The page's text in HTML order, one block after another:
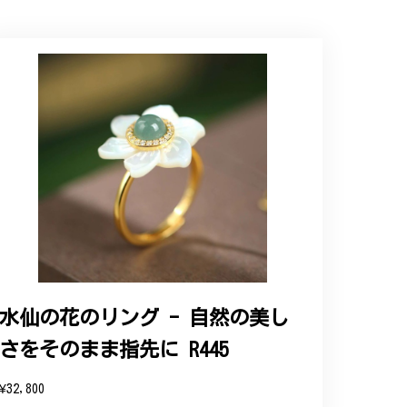
という印象を受けました。予想通り、届い
そして当店を信頼いただけたことを大
し上げます。
水仙の花のリング - 自然の美し
さをそのまま指先に R445
¥32,800